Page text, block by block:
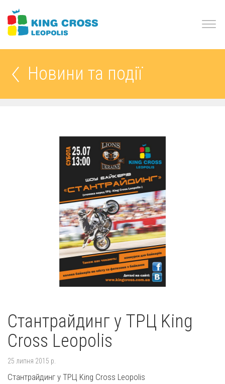
Новини та події
Стантрайдинг у ТРЦ King
Cross Leopolis
25 липня 2015 р.
Стантрайдинг у ТРЦ King Cross Leopolis